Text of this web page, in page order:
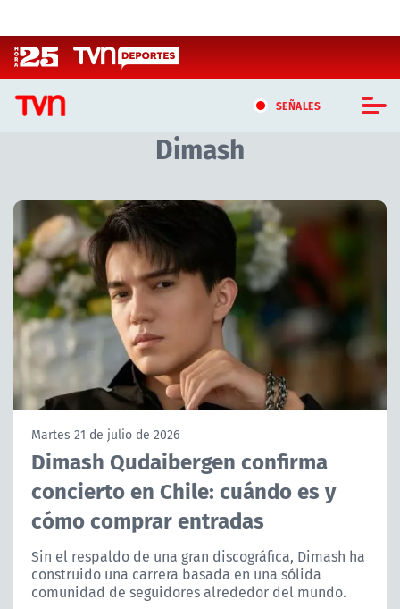
SEÑALES
CASTING MASTERCHEF CHILE
CASTING TVN VERTICAL
TVN VERTICAL
TVN PLAY
PROGRAMAS
TELESERIES
ACTUALIDAD Y TENDENCIAS
CORPORATIVO Y TRANSPARENCIA
CANAL DE DENUNCIAS
Dimash
Artículos relacionados con Dimash
Martes 21 de julio de 2026
Dimash Qudaibergen confirma
concierto en Chile: cuándo es y
cómo comprar entradas
Sin el respaldo de una gran discográfica, Dimash ha
construido una carrera basada en una sólida
comunidad de seguidores alrededor del mundo.